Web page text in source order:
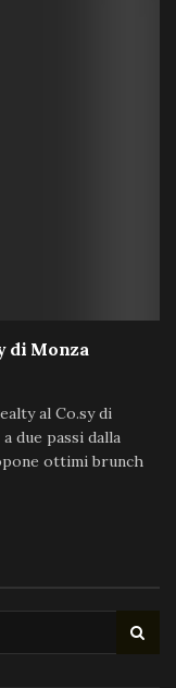
di Monza
al Co.sy di
due passi dalla
ottimi brunch